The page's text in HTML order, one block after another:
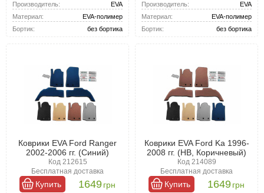
Производитель:
EVA
Материал:
EVA-полимер
Бортик:
без бортика
Производитель:
EVA
Материал:
EVA-полимер
Бортик:
без бортика
Коврики EVA Ford Ranger
2002-2006 гг. (Синий)
Код 212615
Бесплатная доставка
Купить 1649грн
Коврики EVA Ford Ka 1996-
2008 гг. (HB, Коричневый)
Код 214089
Бесплатная доставка
Купить 1649грн